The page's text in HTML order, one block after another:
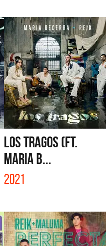
LOS TRAGOS (FT.
MARIA B...
2021